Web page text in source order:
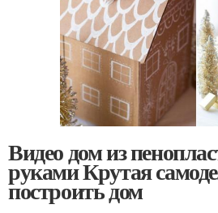
Видео дом из
руками Крутая
построить дом